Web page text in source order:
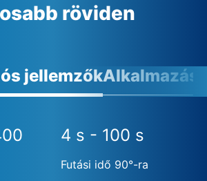
röviden
jellemzők
4 s - 100 s
Futási idő 90°-ra